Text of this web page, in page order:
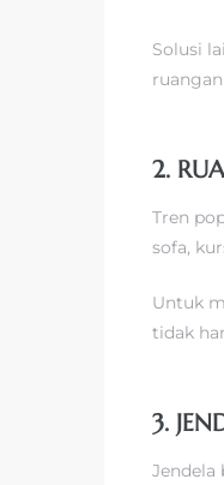
Solusi
2.
Tren
sofa,
Untuk
tidak
3.
Jendela